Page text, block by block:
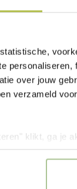
over jouw
verzameld
klikt, ga je
jouw keuze in